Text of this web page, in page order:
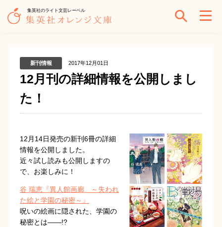
集英社のライト文芸レーベル
新刊情報 2017年12月01日
12月刊の詳細情報を公開しまし
た！
12 月 14日発売の新刊 6冊の詳細
情報を公開しました。
近々試し読みも公開しますの
で、お楽しみに！
谷 瑞恵『異人館画廊 ～ 失われ
た絵と学園の秘密～』
呪いの絵画に隠された、学園の
秘密とは――!?